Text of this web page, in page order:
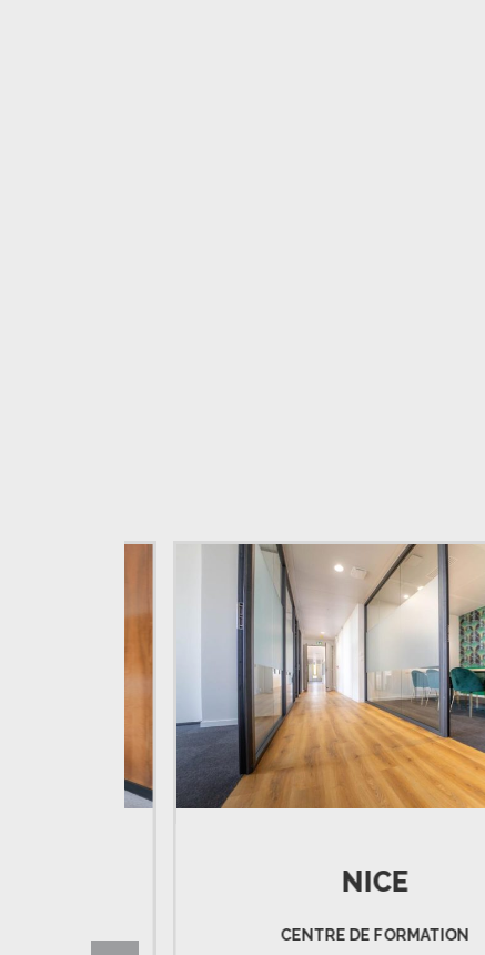
NICE
CENTRE DE FORMATION